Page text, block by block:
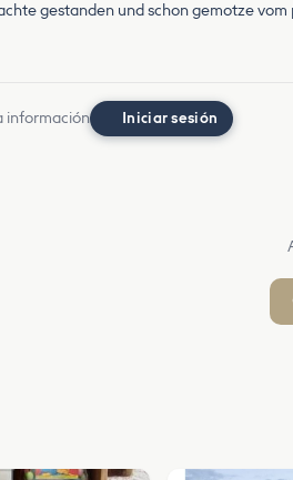
gestanden und schon gemotze
información Iniciar sesión